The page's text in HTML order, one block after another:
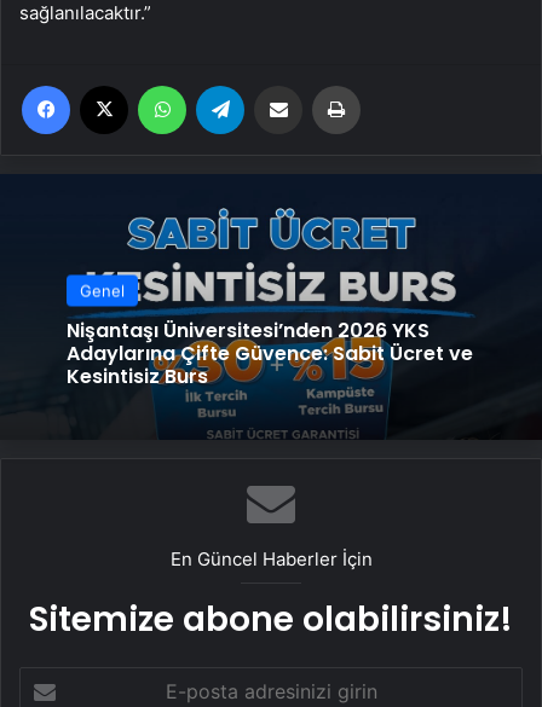
sağlanılacaktır.”
Facebook WhatsApp Email'den paylaş
Genel
Nişantaşı Üniversitesi’nden 2026 YKS
Adaylarına Çifte Güvence: Sabit Ücret ve
Kesintisiz Burs
En Güncel Haberler İçin
Sitemize abone olabilirsiniz!